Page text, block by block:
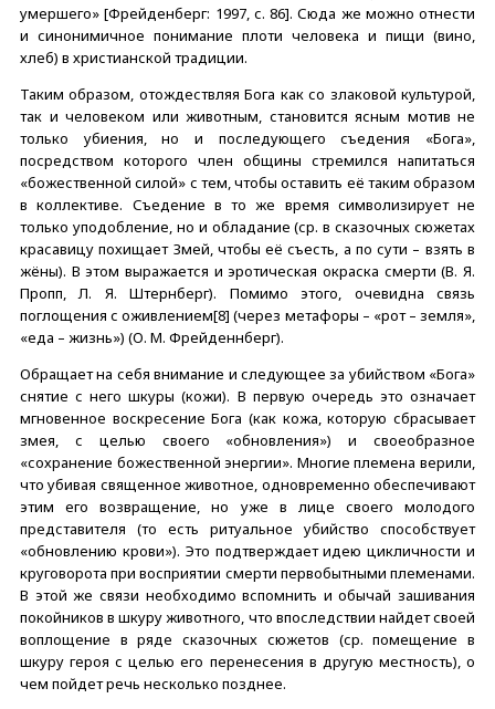
умершего» [Фрейденберг: 1997, с. 86]. Сюда же можно отнести
и синонимичное понимание плоти человека и пищи (вино,
хлеб) в христианской традиции.
Таким образом, отождествляя Бога как со злаковой культурой,
так и человеком или животным, становится ясным мотив не
только убиения, но и последующего съедения «Бога»,
посредством которого член общины стремился напитаться
«божественной силой» с тем, чтобы оставить её таким образом
в коллективе. Съедение в то же время символизирует не
только уподобление, но и обладание (ср. в сказочных сюжетах
красавицу похищает Змей, чтобы её съесть, а по сути – взять в
жёны). В этом выражается и эротическая окраска смерти (В. Я.
Пропп, Л. Я. Штернберг). Помимо этого, очевидна связь
поглощения с оживлением[8] (через метафоры – «рот – земля»,
«еда – жизнь») (О. М. Фрейденнберг).
Обращает на себя внимание и следующее за убийством «Бога»
снятие с него шкуры (кожи). В первую очередь это означает
мгновенное воскресение Бога (как кожа, которую сбрасывает
змея, с целью своего «обновления») и своеобразное
«сохранение божественной энергии». Многие племена верили,
что убивая священное животное, одновременно обеспечивают
этим его возвращение, но уже в лице своего молодого
представителя (то есть ритуальное убийство способствует
«обновлению крови»). Это подтверждает идею цикличности и
круговорота при восприятии смерти первобытными племенами.
В этой же связи необходимо вспомнить и обычай зашивания
покойников в шкуру животного, что впоследствии найдет своей
воплощение в ряде сказочных сюжетов (ср. помещение в
шкуру героя с целью его перенесения в другую местность), о
чем пойдет речь несколько позднее.